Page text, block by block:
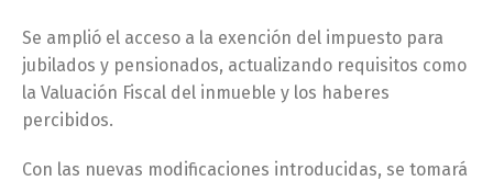
Se amplió el acceso a la exención del impuesto para
jubilados y pensionados, actualizando requisitos como
la Valuación Fiscal del inmueble y los haberes
percibidos.
Con las nuevas modificaciones introducidas, se tomará